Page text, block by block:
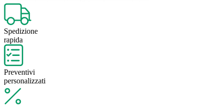
Spedizione
rapida
Preventivi
personalizzati